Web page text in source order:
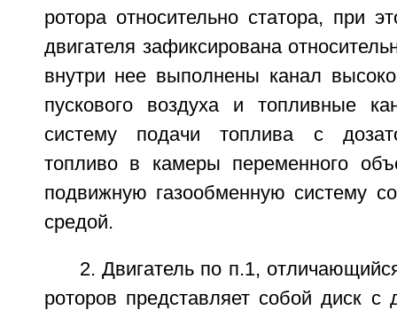
ротора относительно статора, при
двигателя зафиксирована
внутри нее выполнены канал
пускового воздуха и топливные
систему подачи топлива с
топливо в камеры переменного
подвижную газообменную систему
средой.
2. Двигатель по п.1,
роторов представляет собой диск с